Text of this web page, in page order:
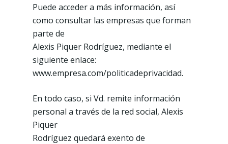
Puede acceder a más información, así
como consultar las empresas que forman
parte de
Alexis Piquer Rodríguez, mediante el
siguiente enlace:
www.empresa.com/politicadeprivacidad.
En todo caso, si Vd. remite información
personal a través de la red social, Alexis
Piquer
Rodríguez quedará exento de